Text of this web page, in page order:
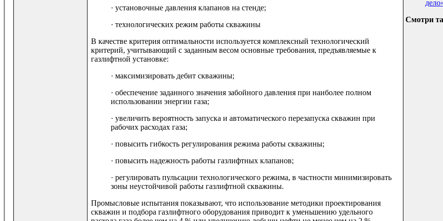
· установочные давления клапанов на стенде;
· технологических режим работы скважины
В качестве критерия оптимальности используется комплексный технологический
критерий, учитывающий с заданным весом основные требования, предъявляемые к
газлифтной установке:
· максимизировать дебит скважины;
· обеспечение заданного значения забойного давления при наиболее полном
использовании энергии газа;
· увеличить вероятность запуска и автоматического перезапуска скважин при
рабочих расходах газа;
· повысить гибкость регулирования режима работы скважины;
· повысить надежность работы газлифтных клапанов;
· регулировать пульсации технологического режима, в частности минимизировать
зоны неустойчивой работы газлифтной скважины.
Промысловые испытания показывают, что использование методики проектирования
скважин и подбора газлифтного оборудования приводит к уменьшению удельного
Смотри